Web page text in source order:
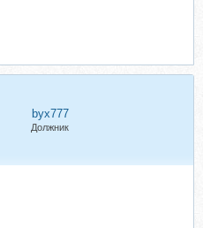
byx777
Должник